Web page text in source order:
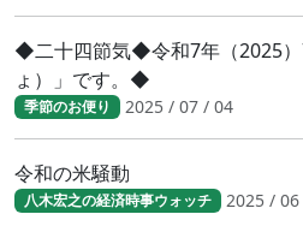
◆二十四節気◆令和7年（2025）
ょ）」です。◆
季節のお便り 2025 / 07 / 04
令和の米騒動
八木宏之の経済時事ウォッチ 2025 /